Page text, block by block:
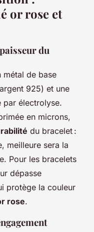
or rose et
du
métal de base
925) et une
par électrolyse.
en microns,
du bracelet :
meilleure sera la
Pour les bracelets
dépasse
protège la couleur
rose.